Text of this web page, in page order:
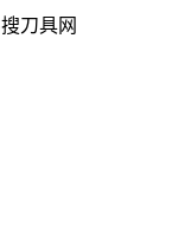
刀具网